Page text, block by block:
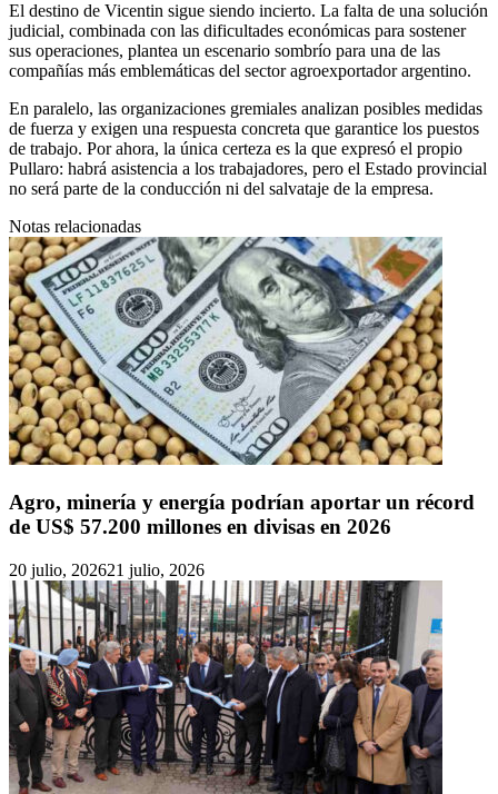
El destino de Vicentin sigue siendo incierto. La falta de una solución
judicial, combinada con las dificultades económicas para sostener
sus operaciones, plantea un escenario sombrío para una de las
compañías más emblemáticas del sector agroexportador argentino.
En paralelo, las organizaciones gremiales analizan posibles medidas
de fuerza y exigen una respuesta concreta que garantice los puestos
de trabajo. Por ahora, la única certeza es la que expresó el propio
Pullaro: habrá asistencia a los trabajadores, pero el Estado provincial
no será parte de la conducción ni del salvataje de la empresa.
Notas relacionadas
Agro, minería y energía podrían aportar un récord
de US$ 57.200 millones en divisas en 2026
20 julio, 202621 julio, 2026